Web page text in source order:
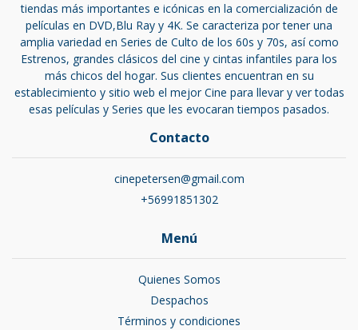
tiendas más importantes e icónicas en la comercialización de
películas en DVD,Blu Ray y 4K. Se caracteriza por tener una
amplia variedad en Series de Culto de los 60s y 70s, así como
Estrenos, grandes clásicos del cine y cintas infantiles para los
más chicos del hogar. Sus clientes encuentran en su
establecimiento y sitio web el mejor Cine para llevar y ver todas
esas películas y Series que les evocaran tiempos pasados.
Contacto
cinepetersen@gmail.com
+56991851302
Menú
Quienes Somos
Despachos
Términos y condiciones